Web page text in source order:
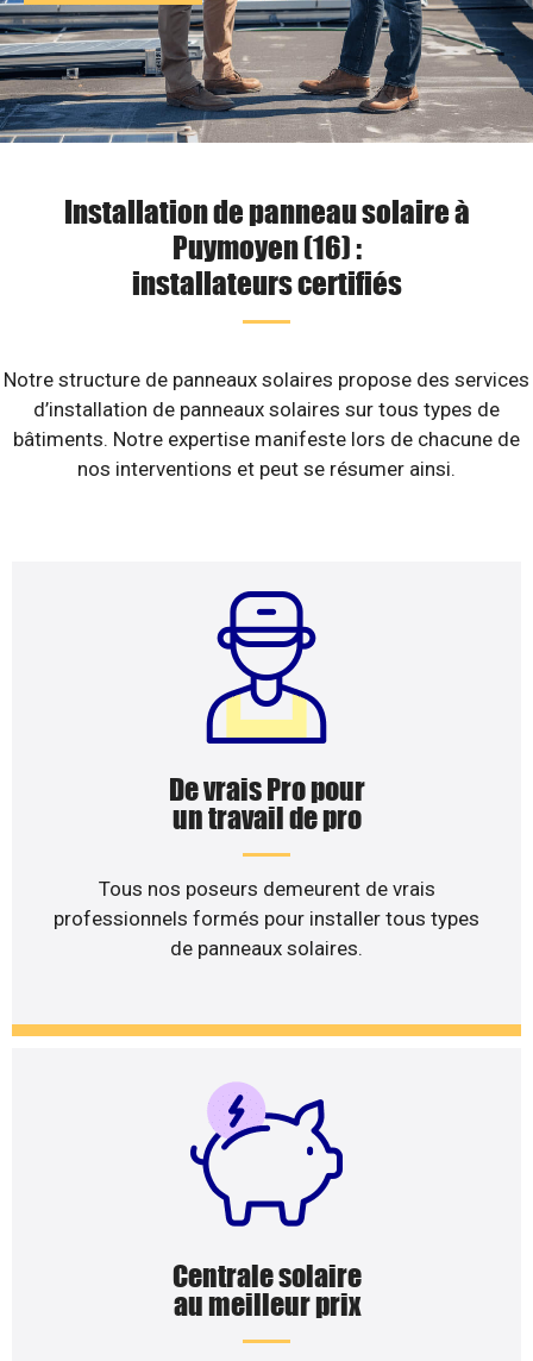
Installation de panneau solaire à
Puymoyen (16) :
installateurs certifiés
Notre structure de panneaux solaires propose des services
d’installation de panneaux solaires sur tous types de
bâtiments. Notre expertise manifeste lors de chacune de
nos interventions et peut se résumer ainsi.
De vrais Pro pour
un travail de pro
Tous nos poseurs demeurent de vrais
professionnels formés pour installer tous types
de panneaux solaires.
Centrale solaire
au meilleur prix